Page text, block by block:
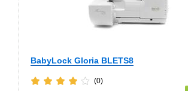
BabyLock Gloria BLETS8
(0)